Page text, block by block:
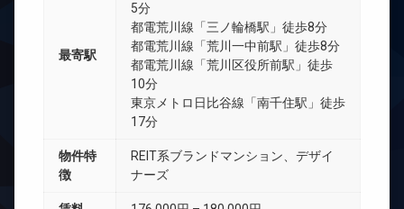
最寄駅
5分
都電荒川線「三ノ輪橋駅」徒歩8分
都電荒川線「荒川一中前駅」徒歩8分
都電荒川線「荒川区役所前駅」徒歩
10分
東京メトロ日比谷線「南千住駅」徒歩
17分
物件特
徴
REIT系ブランドマンション、デザイ
ナーズ